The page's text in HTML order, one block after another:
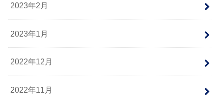
2023年2月
2023年1月
2022年12月
2022年11月